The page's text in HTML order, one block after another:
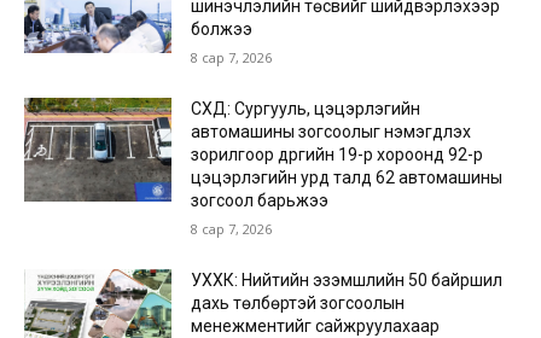
шинэчлэлийн төсвийг шийдвэрлэхээр
болжээ
8 сар 7, 2026
СХД: Сургууль, цэцэрлэгийн
автомашины зогсоолыг нэмэгдүүлэх
зорилгоор дүүргийн 19-р хороонд 92-р
цэцэрлэгийн урд талд 62 автомашины
зогсоол барьжээ
8 сар 7, 2026
УХХК: Нийтийн эзэмшлийн 50 байршил
дахь төлбөртэй зогсоолын
менежментийг сайжруулахаар